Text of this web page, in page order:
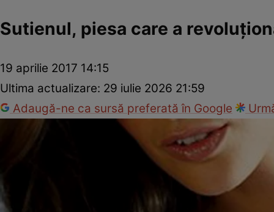
Sutienul, piesa care a
19 aprilie 2017 14:15
Ultima actualizare: 29 iulie 2026 21:59
Adaugă-ne ca sursă preferată în Google